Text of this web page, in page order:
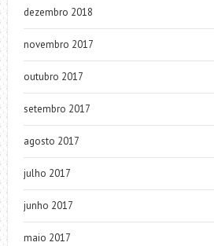
dezembro 2018
novembro 2017
outubro 2017
setembro 2017
agosto 2017
julho 2017
junho 2017
maio 2017